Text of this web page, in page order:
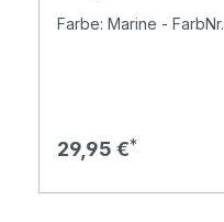
Farbe: Marine -
Regulärer Preis:
29,95 €